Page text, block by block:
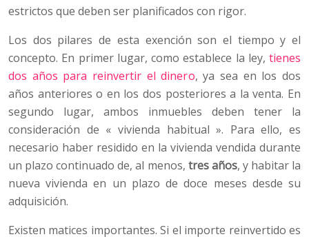
estrictos que deben ser planificados con rigor.
Los dos pilares de esta exención son el tiempo y el
concepto. En primer lugar, como establece la ley, tienes
dos años para reinvertir el dinero, ya sea en los dos
años anteriores o en los dos posteriores a la venta. En
segundo lugar, ambos inmuebles deben tener la
consideración de « vivienda habitual ». Para ello, es
necesario haber residido en la vivienda vendida durante
un plazo continuado de, al menos, tres años, y habitar la
nueva vivienda en un plazo de doce meses desde su
adquisición.
Existen matices importantes. Si el importe reinvertido es